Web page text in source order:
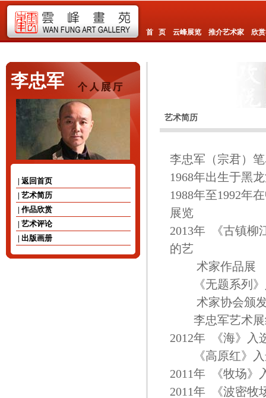
首 页 云峰展览 推介艺术家 欣
李忠军
| 返回首页
| 艺术简历
| 作品欣赏
| 艺术评论
| 出版画册
艺术简历
李忠军（宗君）
1968年出生于黑
1988年至1992年
展览
2013年 《古镇柳
的艺
术家作
《无题系列》
术家协会
李忠军艺术
2012年 《海》入
《高原红》入
2011年 《牧场
2011年 《波密牧